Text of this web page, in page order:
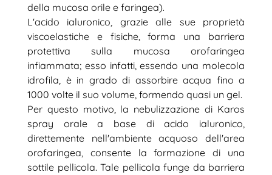
della mucosa orile e faringea).
L'acido ialuronico, grazie alle sue proprietà
viscoelastiche e fisiche, forma una barriera
protettiva sulla mucosa orofaringea
infiammata; esso infatti, essendo una molecola
idrofila, è in grado di assorbire acqua fino a
1000 volte il suo volume, formendo quasi un gel.
Per questo motivo, la nebulizzazione di Karos
spray orale a base di acido ialuronico,
direttemente nell'ambiente acquoso dell'area
orofaringea, consente la formazione di una
sottile pellicola. Tale pellicola funge da barriera